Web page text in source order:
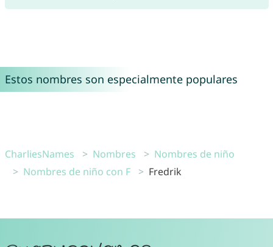
Estos nombres son especialmente populares
CharliesNames Nombres
Nombres de niño
Nombres de niño con F
Fredrik